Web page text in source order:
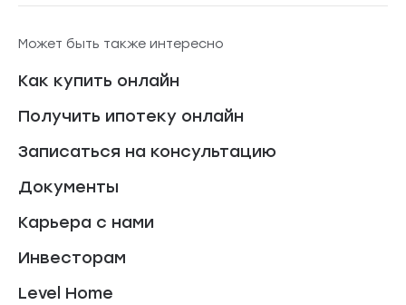
Может быть также интересно
Как купить онлайн
Получить ипотеку онлайн
Записаться на консультацию
Документы
Карьера с нами
Инвесторам
Level Home